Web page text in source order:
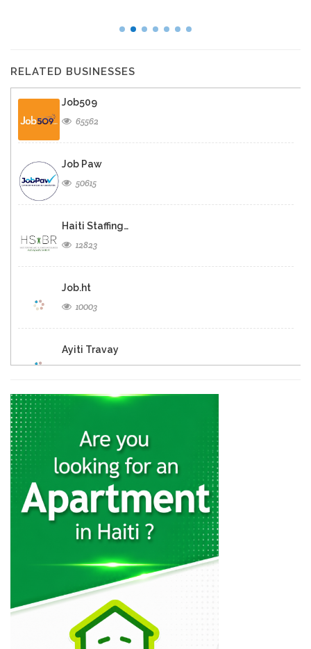
RELATED BUSINESSES
Job509
65562
Job Paw
50615
Haiti Staffing…
12823
Job.ht
10003
Ayiti Travay
8238
8124
Haiti Job…
7742
Les Operations…
CFET
5925